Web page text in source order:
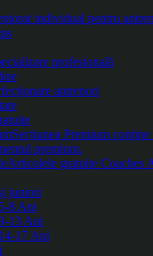
individual pentru
profesională
antrenori
Secțiunea Premium
premium.
Articolele gratuite Coaches
juniori
5-8 Ani
13 Ani
14-17 Ani